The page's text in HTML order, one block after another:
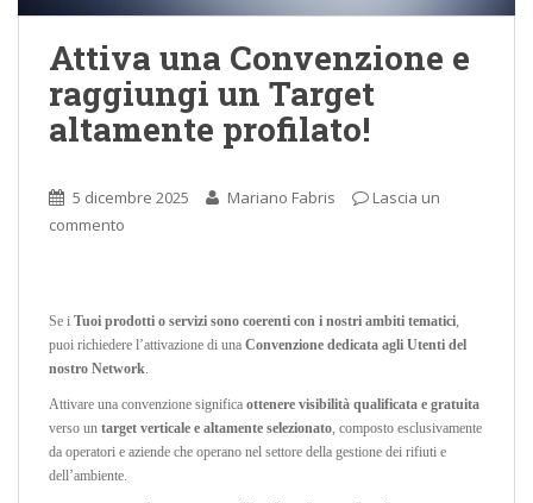
Attiva una Convenzione e
raggiungi un Target
altamente profilato!
5 dicembre 2025 Mariano Fabris
Lascia un
commento
Se i Tuoi prodotti o servizi sono coerenti con i nostri ambiti tematici
puoi richiedere l’attivazione di una Convenzione dedicata agli Utenti del
nostro Network
Attivare una convenzione significa ottenere visibilità qualificata e gratuita
verso un target verticale e altamente selezionato , composto esclusivamente
da operatori e aziende che operano nel settore della gestione dei rifiuti e
dell’ambiente.